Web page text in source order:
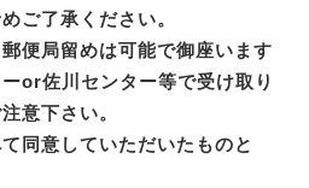
ご了承ください。
便局留めは可能で御座います
or佐川センター等で受け取り
意下さい。
同意していただいたものと